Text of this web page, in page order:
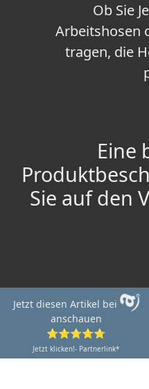
Ob Sie
Arbeitshosen
tragen, die
Eine
Sie auf den
Jetzt diesen Artikel bei
anschauen
⭐⭐⭐⭐⭐
Jetzt klicken!- Partnerlink*